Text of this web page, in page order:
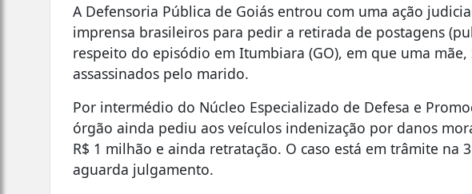
A Defensoria Pública de Goiás entrou com uma ação
imprensa brasileiros para pedir a retirada de postagens
respeito do episódio em Itumbiara (GO), em que uma
assassinados pelo marido.
Por intermédio do Núcleo Especializado de Defesa e
órgão ainda pediu aos veículos indenização por danos
R$ 1 milhão e ainda retratação. O caso está em trâmite na
aguarda julgamento.